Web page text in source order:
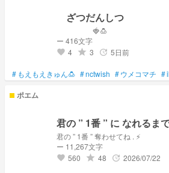
ざつだんしつ
🍓🍮
ー 416文字
favorite 4 grade 3 update 5日前
# もえもえきゅん🍮 #nctwish #ウメコマチ #
ポエム
君の ” 1番 ” に なれるま
君の ” 1番 ” 奪わせてね . ⚡️
ー 11,267文字
favorite 560 grade 48 update 2026/07/22